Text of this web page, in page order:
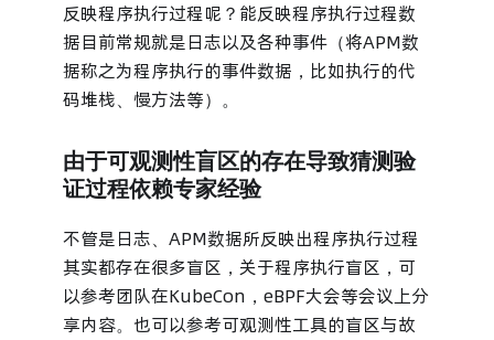
反映程序执行过程呢？能反映程序执行过程数
据目前常规就是日志以及各种事件（将APM数
据称之为程序执行的事件数据，比如执行的代
码堆栈、慢方法等）。
由于可观测性盲区的存在导致猜测验
证过程依赖专家经验
不管是日志、APM数据所反映出程序执行过程
其实都存在很多盲区，关于程序执行盲区，可
以参考团队在KubeCon，eBPF大会等会议上分
享内容。也可以参考可观测性工具的盲区与故